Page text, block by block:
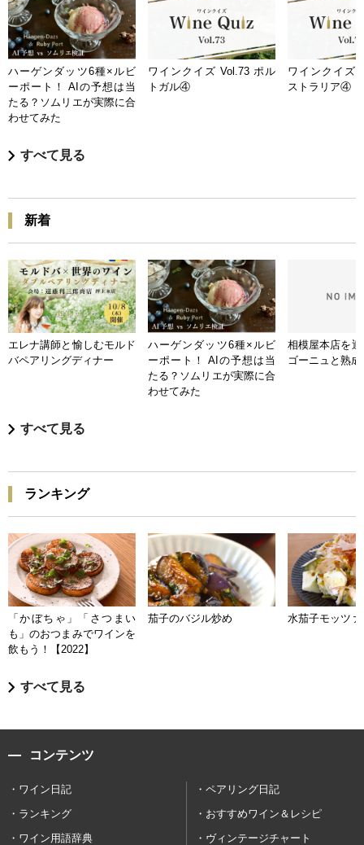
ハーゲンダッツ6種×ルビ
ーポート！ AIの予想は当
たる？ソムリエが実際に合
わせてみた
ワインクイズ Vol.73 ポル
トガル④
ワインクイズ
ストラリア④
すべて見る
新着
エレナ講師と愉しむモルド
バペアリングディナー
ハーゲンダッツ6種×ルビ
ーポート！ AIの予想は当
たる？ソムリエが実際に合
わせてみた
相模屋本店を
ゴーニュと熟
すべて見る
ランキング
「かぼちゃ」「さつまい
も」のおつまみでワインを
飲もう！【2022】
茄子のバジル炒め 水茄子モッツァ
すべて見る
コンテンツ
ワイン日記
ペアリング日記
ランキング
おすすめワイン＆レシピ
ワイン用語辞典
ヴィンテージチャート